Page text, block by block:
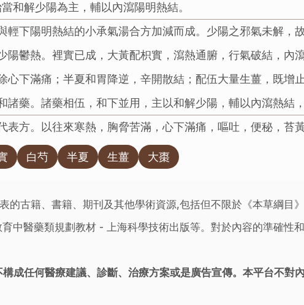
和解少陽為主，輔以內瀉陽明熱結。
輕下陽明熱結的小承氣湯合方加減而成。少陽之邪氣未解，
陽鬱熱。裡實已成，大黃配枳實，瀉熱通腑，行氣破結，內
心下滿痛；半夏和胃降逆，辛開散結；配伍大量生薑，既增
諸藥。諸藥相伍，和下並用，主以和解少陽，輔以內瀉熱結
表方。以往來寒熱，胸脅苦滿，心下滿痛，嘔吐，便秘，苔
白芍 半夏 生薑 大棗
的古籍、書籍、期刊及其他學術資源,包括但不限於《本草綱目
中醫藥類規劃教材 - 上海科學技術出版等。對於內容的準確性
成任何醫療建議、診斷、治療方案或是廣告宣傳。本平台不對